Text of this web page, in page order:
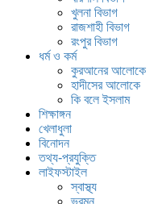
খুলনা বিভাগ
রাজশাহী বিভাগ
রংপুর বিভাগ
ধর্ম ও কর্ম
কুরআনের আলোকে
হাদীসের আলোকে
কি বলে ইসলাম
শিক্ষাঙ্গন
খেলাধুলা
বিনোদন
তথ্য-প্রযুক্তি
লাইফস্টাইল
স্বাস্থ্য
ভ্রমন